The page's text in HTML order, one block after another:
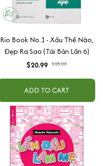
Rio Book No.1 - Xấu Thế Nào,
Đẹp Ra Sao (Tái Bản Lần 6)
$20.99 $25.00
ADD TO CART